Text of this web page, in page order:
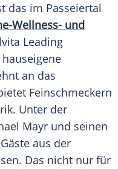
das im Passeiertal
Wellness- und
Leading
hauseigene
an das
Feinschmeckern
Unter der
Mayr und seinen
aus der
Das nicht nur für